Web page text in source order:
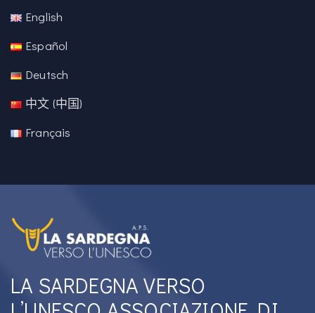
English
Español
Deutsch
中文 (中国)
Français
LA SARDEGNA VERSO